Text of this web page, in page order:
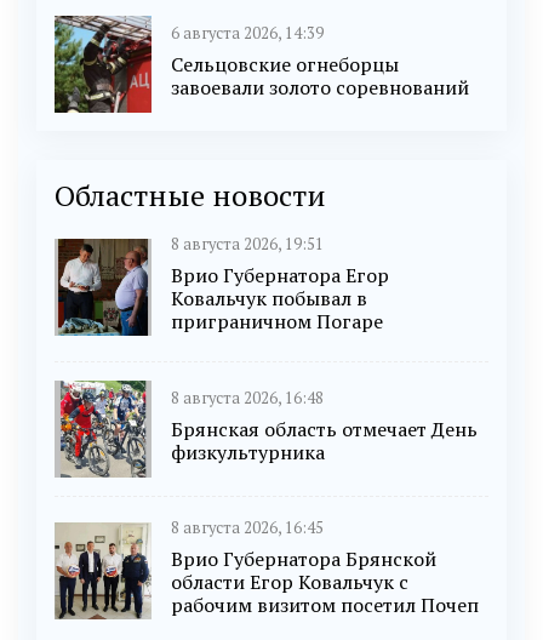
6 августа 2026, 14:39
Сельцовские огнеборцы
завоевали золото соревнований
Областные новости
8 августа 2026, 19:51
Врио Губернатора Егор
Ковальчук побывал в
приграничном Погаре
8 августа 2026, 16:48
Брянская область отмечает День
физкультурника
8 августа 2026, 16:45
Врио Губернатора Брянской
области Егор Ковальчук с
рабочим визитом посетил Почеп